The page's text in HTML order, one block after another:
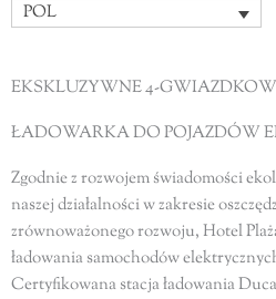
POL
EKSKLUZYWNE 4-
ŁADOWARKA DO POJAZDÓW
Zgodnie z rozwojem świadomości
naszej działalności w zakresie
zrównoważonego rozwoju, Hotel
ładowania samochodów
Certyfikowana stacja ładowania